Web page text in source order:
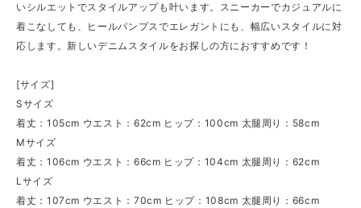
いシルエットでスタイルアップも叶います。スニーカーでカジュアルに
着こなしても、ヒールパンプスでエレガントにも、幅広いスタイルに対
応します。新しいデニムスタイルをお探しの方におすすめです！
[サイズ]
Sサイズ
着丈：105cm ウエスト：62cm ヒップ：100cm 太腿周り：58cm
Mサイズ
着丈：106cm ウエスト：66cm ヒップ：104cm 太腿周り：62cm
Lサイズ
着丈：107cm ウエスト：70cm ヒップ：108cm 太腿周り：66cm